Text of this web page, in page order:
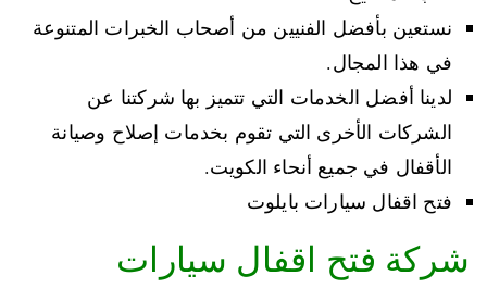
نستعين بأفضل الفنيين من أصحاب الخبرات المتنوعة
في هذا المجال.
لدينا أفضل الخدمات التي تتميز بها شركتنا عن
الشركات الأخرى التي تقوم بخدمات إصلاح وصيانة
الأقفال في جميع أنحاء الكويت.
فتح اقفال سيارات بايلوت
شركة فتح اقفال سيارات